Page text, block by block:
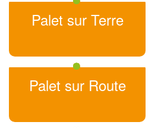
Palet sur Terre
Palet sur Route